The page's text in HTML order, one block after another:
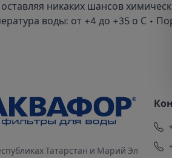
никаких шансов
воды: от +4 до +35 о С •
Татарстан и Марий Эл